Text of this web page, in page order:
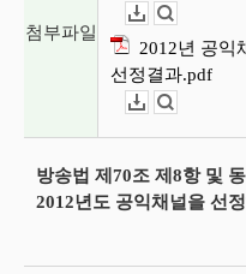
첨부파일
2012년 공익
선정결과.pdf
방송법 제70조 제8항 및
2012년도 공익채널을 선